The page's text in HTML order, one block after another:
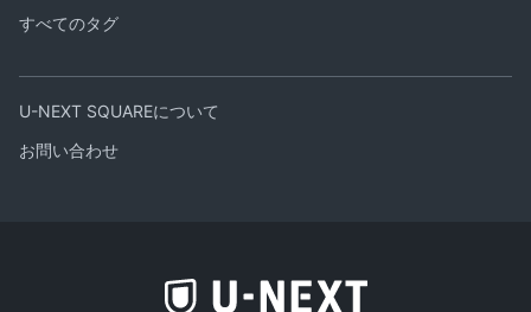
すべてのタグ
U-NEXT SQUAREについて
お問い合わせ